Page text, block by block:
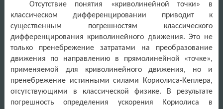
Отсутствие понятия «криволинейной точки» в
классическом дифференцировании приводит к
существенным погрешностям классического
дифференцирования криволинейного движения. Это не
только пренебрежение затратами на преобразование
движения по направлению в прямолинейной «точке»,
применяемой для криволинейного движения, но и
пренебрежение истинными силами Кориолиса-Кеплера,
отсутствующими в классической физике. В результате
погрешность определения ускорения Кориолиса в